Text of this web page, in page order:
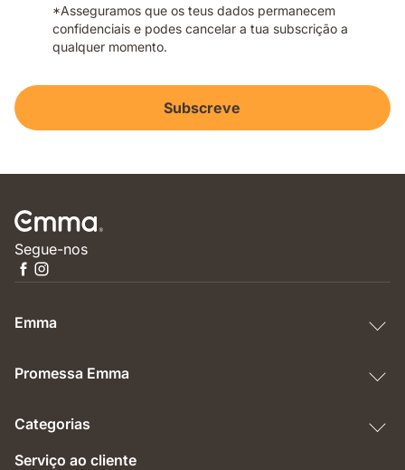
*Asseguramos que os teus dados permanecem
confidenciais e podes cancelar a tua subscrição a
qualquer momento.
Subscreve
Segue-nos
Emma
Promessa Emma
Categorias
Serviço ao cliente